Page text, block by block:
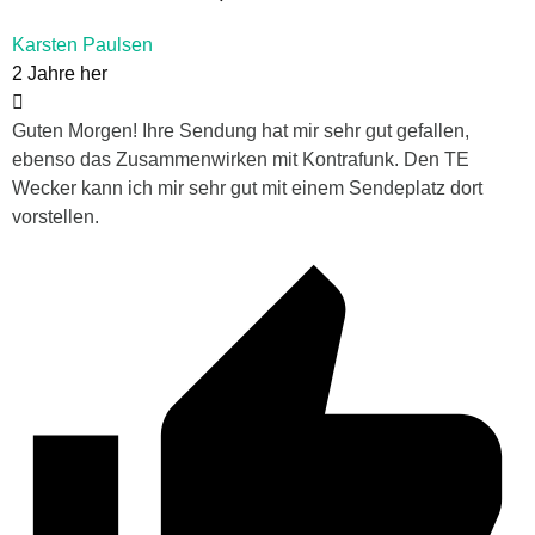
Karsten Paulsen
2 Jahre her
Guten Morgen! Ihre Sendung hat mir sehr gut gefallen,
ebenso das Zusammenwirken mit Kontrafunk. Den TE
Wecker kann ich mir sehr gut mit einem Sendeplatz dort
vorstellen.